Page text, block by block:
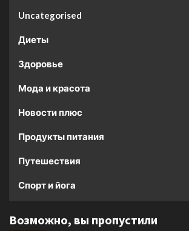
Uncategorised
Диеты
Здоровье
Мода и красота
Новости плюс
Продукты питания
Путешествия
Спорт и йога
Возможно, вы пропустили